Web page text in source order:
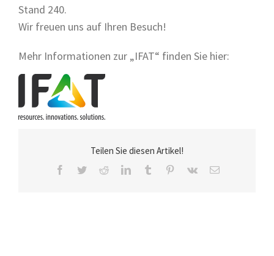
Stand 240.
Wir freuen uns auf Ihren Besuch!
Mehr Informationen zur „IFAT“ finden Sie hier:
Teilen Sie diesen Artikel!
Facebook
TwitterRedditLinkedInTumblr Pinterest
Vk
E-